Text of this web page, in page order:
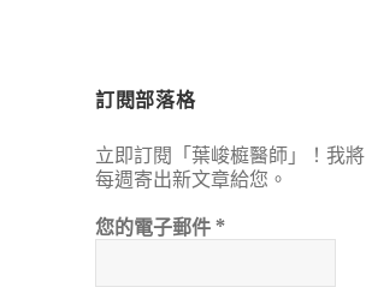
訂閱部落格
立即訂閱「葉峻榳醫師」！我將
每週寄出新文章給您。
您的電子郵件*